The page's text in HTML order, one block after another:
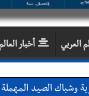
العربي أخبار
وشباك الصيد المهملة